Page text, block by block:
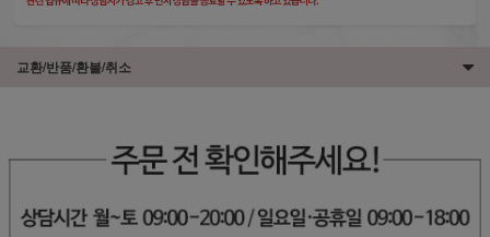
교환/반품/환불/취소